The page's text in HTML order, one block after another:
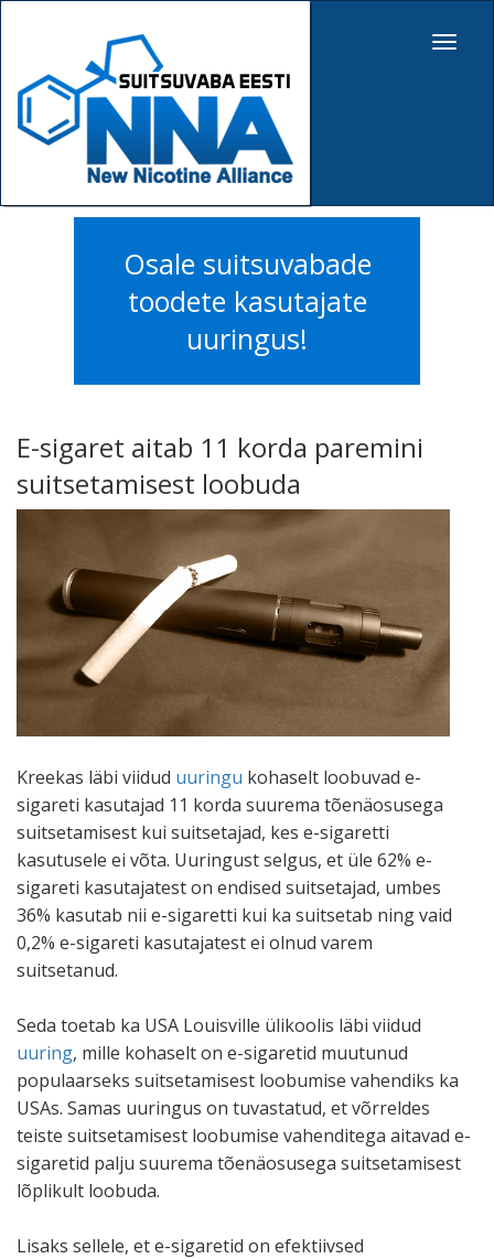
Toggle
Osale suitsuvabade
toodete kasutajate
uuringus!
E-sigaret aitab 11 korda paremini
suitsetamisest loobuda
Kreekas läbi viidud uuringu kohaselt loobuvad e-
sigareti kasutajad 11 korda suurema tõenäosusega
suitsetamisest kui suitsetajad, kes e-sigaretti
kasutusele ei võta. Uuringust selgus, et üle 62% e-
sigareti kasutajatest on endised suitsetajad, umbes
36% kasutab nii e-sigaretti kui ka suitsetab ning vaid
0,2% e-sigareti kasutajatest ei olnud varem
suitsetanud.
Seda toetab ka USA Louisville ülikoolis läbi viidud
uuring, mille kohaselt on e-sigaretid muutunud
populaarseks suitsetamisest loobumise vahendiks ka
USAs. Samas uuringus on tuvastatud, et võrreldes
teiste suitsetamisest loobumise vahenditega aitavad e-
sigaretid palju suurema tõenäosusega suitsetamisest
lõplikult loobuda.
Lisaks sellele, et e-sigaretid on efektiivsed